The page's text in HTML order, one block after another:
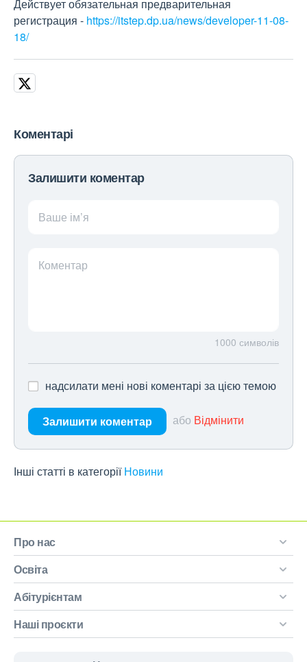
Действует обязательная предварительная
регистрация - https://itstep.dp.ua/news/developer-11-08-
18/
Коментарі
Залишити коментар
Ваше ім’я
Коментар
1000 символів
надсилати мені нові коментарі за цією темою
Залишити коментар або Відмінити
Інші статті в категорії Новини
Про нас
Освіта
Абітурієнтам
Наші проєкти